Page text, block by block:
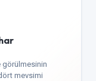
görülmesinin
mevsimi